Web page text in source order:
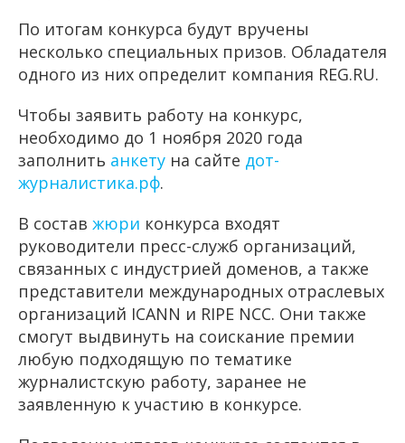
По итогам конкурса будут вручены
несколько специальных призов. Обладателя
одного из них определит компания REG.RU.
Чтобы заявить работу на конкурс,
необходимо до 1 ноября 2020 года
заполнить анкету на сайте дот-
журналистика.рф.
В состав жюри конкурса входят
руководители пресс-служб организаций,
связанных с индустрией доменов, а также
представители международных отраслевых
организаций ICANN и RIPE NCC. Они также
смогут выдвинуть на соискание премии
любую подходящую по тематике
журналистскую работу, заранее не
заявленную к участию в конкурсе.